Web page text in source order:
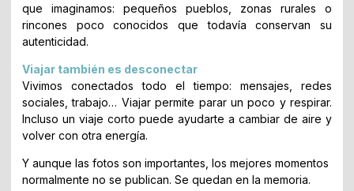
que imaginamos: pequeños pueblos, zonas rurales o
rincones poco conocidos que todavía conservan su
autenticidad.
Viajar también es desconectar
Vivimos conectados todo el tiempo: mensajes, redes
sociales, trabajo… Viajar permite parar un poco y respirar.
Incluso un viaje corto puede ayudarte a cambiar de aire y
volver con otra energía.
Y aunque las fotos son importantes, los mejores momentos
normalmente no se publican. Se quedan en la memoria.